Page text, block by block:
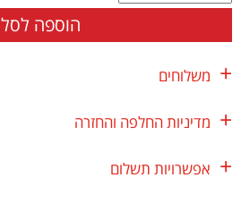
הוספה לסל
משלוחים
מדיניות החלפה והחזרה
אפשרויות תשלום